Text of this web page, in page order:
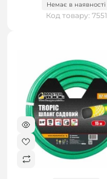
Немає в наявності
Код товару: 7551